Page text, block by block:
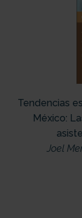
Tendencias
México:
Joel